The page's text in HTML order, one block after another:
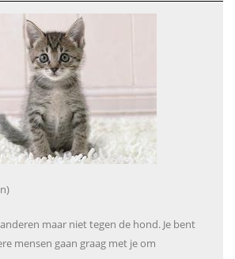
maar niet tegen de hond. Je bent
mensen gaan graag met je om